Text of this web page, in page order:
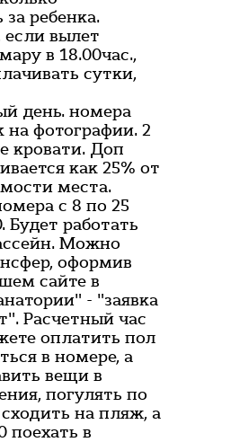
ребенка.
вылет
в 18.00час.,
сутки,
день. номера
на фотографии. 2
кровати. Доп
как 25% от
места.
с 8 по 25
Будет работать
Можно
оформив
сайте в
- "заявка
Расчетный час
оплатить пол
в номере, а
вещи в
погулять по
на пляж, а
поехать в